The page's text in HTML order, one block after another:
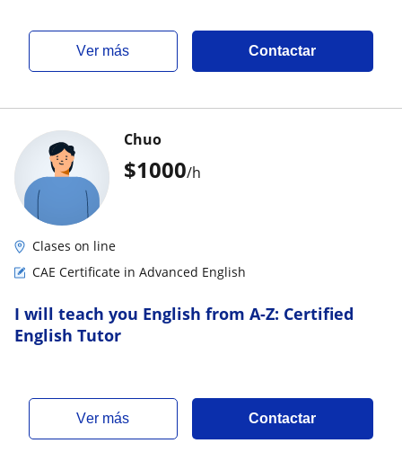
ver más Contactar
$1000/h
Chuo
Clases on line
CAE Certificate in Advanced English
I will teach you English from A-Z: Certified
English Tutor
ver más Contactar